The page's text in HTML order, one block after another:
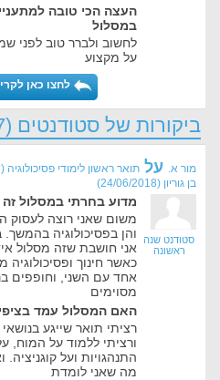
העצה הכי טובה
במסלול
לחשוב ולברר טוב לפני
על מקצוע
לחצו כאן
ביקורות של סטודנטים (67)
מור א. על תואר ראשון לימודי פסיכולוגיה
בן גוריון (
24/06/2018
)
סטודנט שנה
ראשונה
מדוע בחרתי במסלול זה
משום שאני רוצה לעסוק
והן בפסיכולוגיה בהמשך.
אני חושבת שזה מסלול
כאשר חינוך ופסיכולוגיה
אחד עם השני, וחופפים
מסוימים
האם המסלול עמד
רציתי תואר שייגע בנושאי
ורציתי ללמוד על המוח,
התנהגויות ועל קוגניציה.
מה שאני לומדת